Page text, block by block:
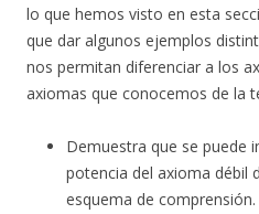
lo que hemos visto en esta
que dar algunos ejemplos
nos permitan diferenciar a los
axiomas que conocemos de la
Demuestra que se puede
potencia del axioma débil
esquema de comprensión.